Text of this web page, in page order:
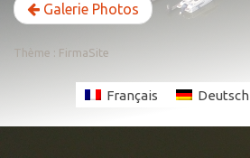
Galerie Photos
Thème : FirmaSite
Français Deutsch